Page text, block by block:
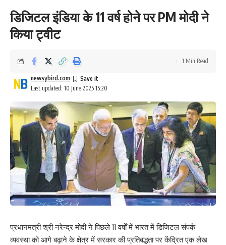
डिजिटल इंडिया के 11 वर्ष होने पर PM मोदी ने
किया ट्वीट
Last updated: 10 June 2025 15:20
newsybird.com
1 Min Read
प्रधानमंत्री श्री नरेन्द्र मोदी ने पिछले 11 वर्षों में भारत में डिजिटल संपर्क
व्यवस्था को आगे बढ़ाने के क्षेत्र में सरकार की प्रतिबद्धता पर केंद्रित एक लेख